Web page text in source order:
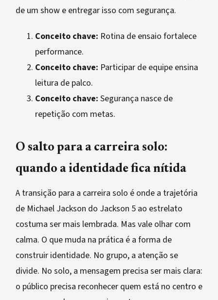
de um show e entregar isso com segurança.
Conceito chave: Rotina de ensaio fortalece
performance.
Conceito chave: Participar de equipe ensina
leitura de palco.
Conceito chave: Segurança nasce de
repetição com metas.
O salto para a carreira solo:
quando a identidade fica nítida
A transição para a carreira solo é onde a trajetória
de Michael Jackson do Jackson 5 ao estrelato
costuma ser mais lembrada. Mas vale olhar com
calma. O que muda na prática é a forma de
construir identidade. No grupo, a atenção se
divide. No solo, a mensagem precisa ser mais clara:
o público precisa reconhecer quem está no centro e